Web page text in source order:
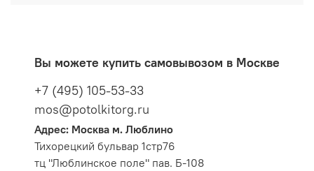
Вы можете купить самовывозом в Москве
+7 (495) 105-53-33
mos@potolkitorg.ru
Адрес: Москва м. Люблино
Тихорецкий бульвар 1стр76
тц "Люблинское поле" пав. Б-108